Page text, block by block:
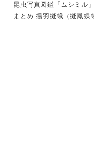
昆虫写真図鑑「ムシミル」
まとめ 揚羽擬蛾（擬鳳蝶